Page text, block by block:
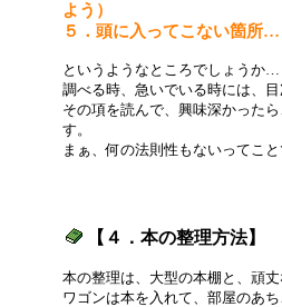
よう）
５．頭に入ってこない箇所
というようなところでしょうか…
調べる時、急いでいる時には、
その項を読んで、興味深かった
す。
まぁ、何の法則性もないってこ
【４．本の整理方法】
本の整理は、大型の本棚と、頑
ワゴンは本を入れて、部屋のあ